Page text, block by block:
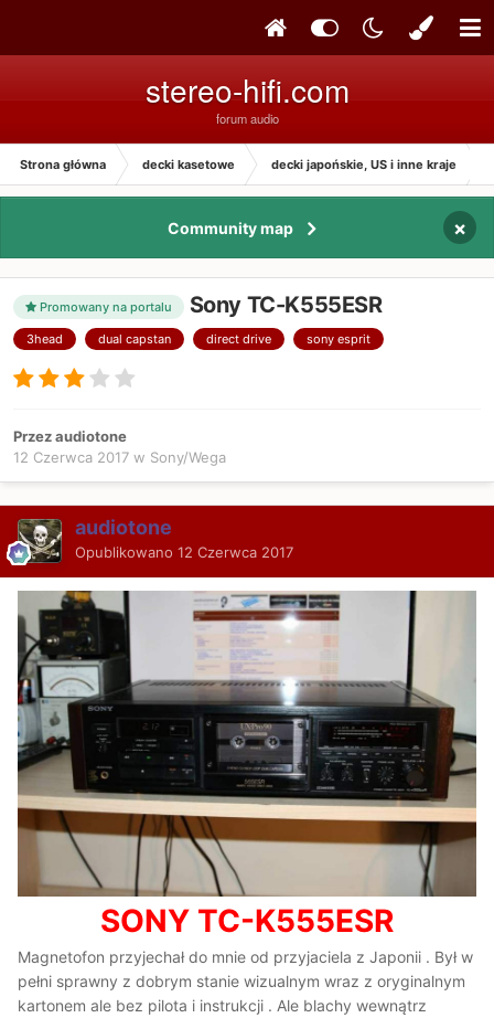
stereo-hifi.com
forum audio
Strona główna decki kasetowe decki japońskie, US i inne kraje
Community map ×
Promowany na portalu Sony TC-K555ESR
3head dual capstan direct drive sony esprit
Przez audiotone
12 Czerwca 2017 w Sony/Wega
audiotone
Opublikowano 12 Czerwca 2017
SONY TC-K555ESR
Magnetofon przyjechał do mnie od przyjaciela z Japonii . Był w
pełni sprawny z dobrym stanie wizualnym wraz z oryginalnym
kartonem ale bez pilota i instrukcji . Ale blachy wewnątrz